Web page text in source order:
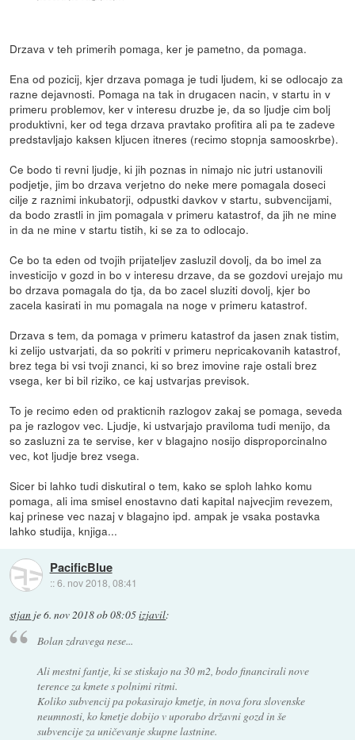
Drzava v teh primerih pomaga, ker je pametno, da pomaga.
Ena od pozicij, kjer drzava pomaga je tudi ljudem, ki se odlocajo za
razne dejavnosti. Pomaga na tak in drugacen nacin, v startu in v
primeru problemov, ker v interesu druzbe je, da so ljudje cim bolj
produktivni, ker od tega drzava pravtako profitira ali pa te zadeve
predstavljajo kaksen kljucen itneres (recimo stopnja samooskrbe).
Ce bodo ti revni ljudje, ki jih poznas in nimajo nic jutri ustanovili
podjetje, jim bo drzava verjetno do neke mere pomagala doseci
cilje z raznimi inkubatorji, odpustki davkov v startu, subvencijami,
da bodo zrastli in jim pomagala v primeru katastrof, da jih ne mine
in da ne mine v startu tistih, ki se za to odlocajo.
Ce bo ta eden od tvojih prijateljev zasluzil dovolj, da bo imel za
investicijo v gozd in bo v interesu drzave, da se gozdovi urejajo mu
bo drzava pomagala do tja, da bo zacel sluziti dovolj, kjer bo
zacela kasirati in mu pomagala na noge v primeru katastrof.
Drzava s tem, da pomaga v primeru katastrof da jasen znak tistim,
ki zelijo ustvarjati, da so pokriti v primeru nepricakovanih katastrof,
brez tega bi vsi tvoji znanci, ki so brez imovine raje ostali brez
vsega, ker bi bil riziko, ce kaj ustvarjas previsok.
To je recimo eden od prakticnih razlogov zakaj se pomaga, seveda
pa je razlogov vec. Ljudje, ki ustvarjajo praviloma tudi menijo, da
so zasluzni za te servise, ker v blagajno nosijo disproporcinalno
vec, kot ljudje brez vsega.
Sicer bi lahko tudi diskutiral o tem, kako se sploh lahko komu
pomaga, ali ima smisel enostavno dati kapital najvecjim revezem,
kaj prinese vec nazaj v blagajno ipd. ampak je vsaka postavka
lahko studija, knjiga...
PacificBlue
::6. nov 2018, 08:41
stjan je6. nov 2018 ob 08:05izjavil:
Bolan zdravega nese...
Ali mestni fantje, ki se stiskajo na 30 m2, bodo financirali nove
terence za kmete s polnimi ritmi.
Koliko subvencij pa pokasirajo kmetje, in nova fora slovenske
neumnosti, ko kmetje dobijo v uporabo državni gozd in še
subvencije za uničevanje skupne lastnine.